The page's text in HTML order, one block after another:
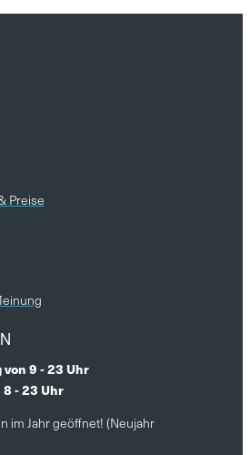
Preise
9 - 23 Uhr
8 - 23 Uhr
im Jahr geöffnet! (Neujahr